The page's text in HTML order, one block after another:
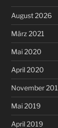
August 2026
März 2021
Mai 2020
April 2020
November
Mai 2019
April 2019